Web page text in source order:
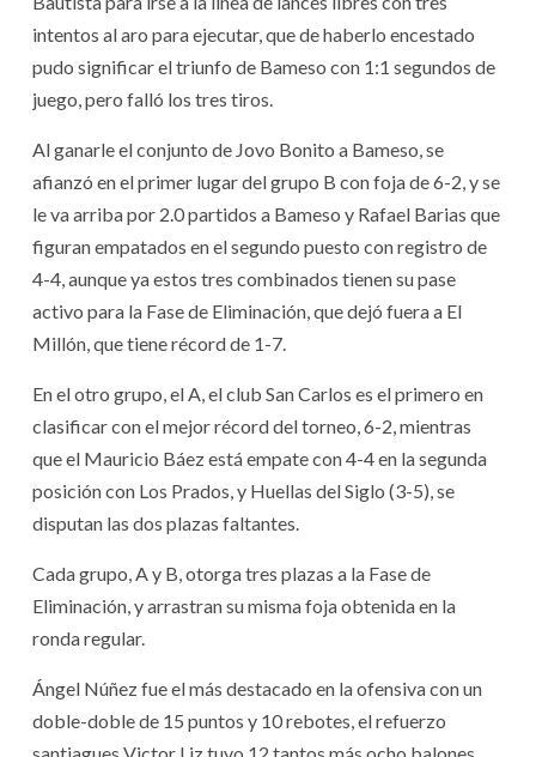
intentos al aro para ejecutar, que de haberlo encestado
pudo significar el triunfo de Bameso con 1:1 segundos de
juego, pero falló los tres tiros.
Al ganarle el conjunto de Jovo Bonito a Bameso, se
afianzó en el primer lugar del grupo B con foja de 6-2, y se
le va arriba por 2.0 partidos a Bameso y Rafael Barias que
figuran empatados en el segundo puesto con registro de
4-4, aunque ya estos tres combinados tienen su pase
activo para la Fase de Eliminación, que dejó fuera a El
Millón, que tiene récord de 1-7.
En el otro grupo, el A, el club San Carlos es el primero en
clasificar con el mejor récord del torneo, 6-2, mientras
que el Mauricio Báez está empate con 4-4 en la segunda
posición con Los Prados, y Huellas del Siglo (3-5), se
disputan las dos plazas faltantes.
Cada grupo, A y B, otorga tres plazas a la Fase de
Eliminación, y arrastran su misma foja obtenida en la
ronda regular.
Ángel Núñez fue el más destacado en la ofensiva con un
doble-doble de 15 puntos y 10 rebotes, el refuerzo